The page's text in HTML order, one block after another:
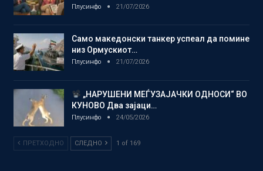
Плусинфо 21/07/2026
Само македонски танкер успеал да помине
низ Ормускиот…
Плусинфо 21/07/2026
„НАРУШЕНИ МЕЃУЗАЈАЧКИ ОДНОСИ“ ВО
КУНОВО Два зајаци…
Плусинфо 24/05/2026
ПРЕТХОДНО СЛЕДНО 1 of 169